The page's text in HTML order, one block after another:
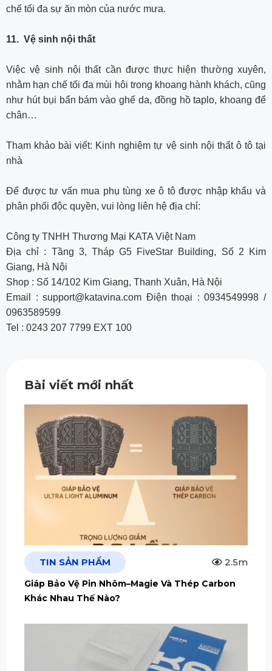
chế tối đa sự ăn mòn của nước mưa.
11. Vệ sinh nội thất
Việc vệ sinh nội thất cần được thực hiện thường xuyên,
nhằm hạn chế tối đa mùi hôi trong khoang hành khách, cũng
như hút bụi bẩn bám vào ghế da, đồng hồ taplo, khoang để
chân…
Tham khảo bài viết: Kinh nghiệm tự vệ sinh nội thất ô tô tại
nhà
Để được tư vấn mua phụ tùng xe ô tô được nhập khẩu và
phân phối độc quyền, vui lòng liên hệ địa chỉ:
Công ty TNHH Thương Mại KATA Việt Nam
Địa chỉ : Tầng 3, Tháp G5 FiveStar Building, Số 2 Kim
Giang, Hà Nội
Shop : Số 14/102 Kim Giang, Thanh Xuân, Hà Nội
Email : support@katavina.com Điện thoại : 0934549998 /
0963589599
Tel : 0243 207 7799 EXT 100
Bài viết mới nhất
TIN SẢN PHẨM 2.5m
Giáp Bảo Vệ Pin Nhôm–Magie Và Thép Carbon
Khác Nhau Thế Nào?